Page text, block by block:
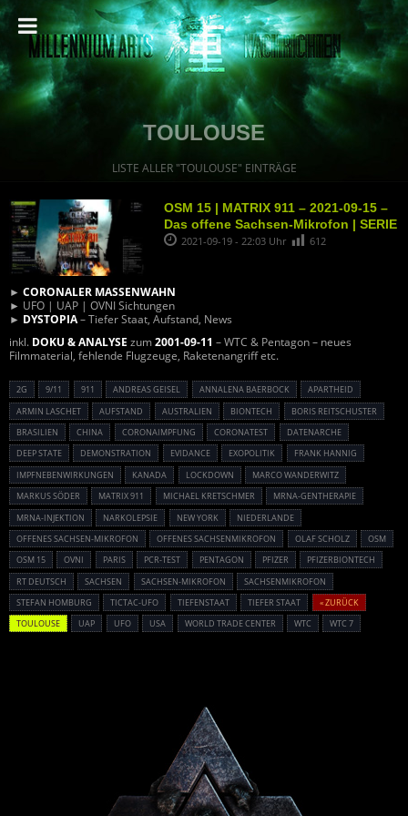
TOULOUSE
LISTE ALLER "TOULOUSE" EINTRÄGE
OSM 15 | MATRIX 911 – 2021-09-15 –
Das offene Sachsen-Mikrofon | SERIE
2021-09-19 - 22:03 Uhr 612
► CORONALER MASSENWAHN
► UFO | UAP | OVNI Sichtungen
► DYSTOPIA– Tiefer Staat, Aufstand, News
inkl. DOKU & ANALYSE zum2001-09-11 – WTC & Pentagon – neues
Filmmaterial, fehlende Flugzeuge, Raketenangriff etc.
2G 9/11 911 ANDREAS GEISEL ANNALENA BAERBOCK
APARTHEID
ARMIN LASCHET
AUFSTAND AUSTRALIEN BIONTECH
BORIS REITSCHUSTER
BRASILIEN
CHINA CORONAIMPFUNG CORONATEST
DATENARCHE
DEEP STATE
DEMONSTRATION EVIDANCE EXOPOLITIK
FRANK HANNIG
IMPFNEBENWIRKUNGEN
KANADA LOCKDOWN
MARCO WANDERWITZ
MARKUS SÖDER
MATRIX 911 MICHAEL KRETSCHMER
MRNA-GENTHERAPIE
MRNA-INJEKTION
NARKOLEPSIE NEW YORK
NIEDERLANDE
OFFENES SACHSEN-MIKROFON
OFFENES SACHSENMIKROFON OLAF SCHOLZ
OSM
OSM 15
OVNI PARIS PCR-TEST PENTAGON PFIZER
PFIZERBIONTECH
RT DEUTSCH
SACHSEN SACHSEN-MIKROFON
SACHSENMIKROFON
STEFAN HOMBURG
TICTAC-UFO TIEFENSTAAT TIEFER STAAT
« ZURÜCK
TOULOUSE
UAP UFO USA WORLD TRADE CENTER WTC WTC 7
Powered By :